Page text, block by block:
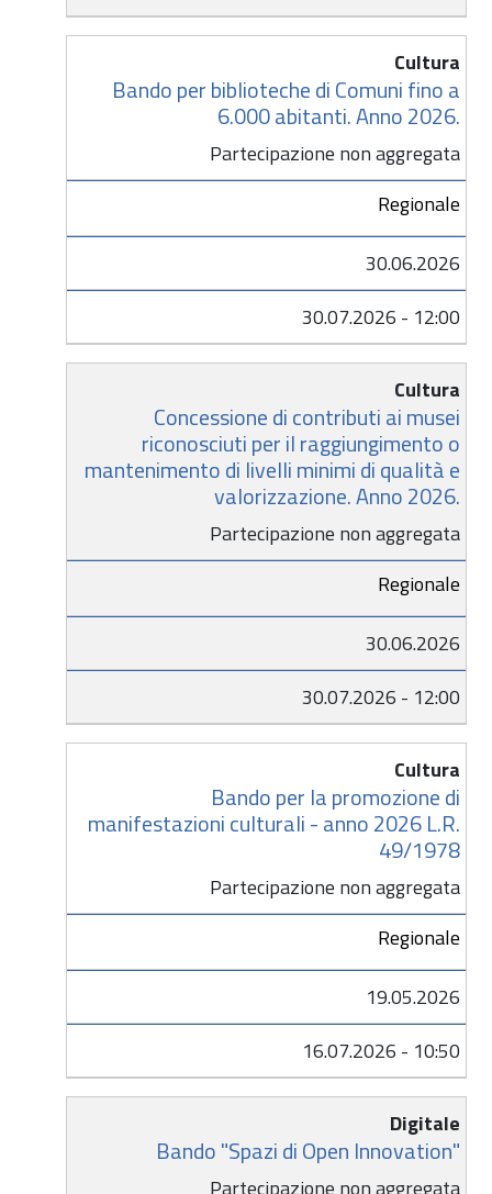
Cultura
Bando per biblioteche di Comuni fino a
6.000 abitanti. Anno 2026.
Partecipazione non aggregata
Regionale
30.06.2026
30.07.2026 - 12:00
Cultura
Concessione di contributi ai musei
riconosciuti per il raggiungimento o
mantenimento di livelli minimi di qualità e
valorizzazione. Anno 2026.
Partecipazione non aggregata
Regionale
30.06.2026
30.07.2026 - 12:00
Cultura
Bando per la promozione di
manifestazioni culturali - anno 2026 L.R.
49/1978
Partecipazione non aggregata
Regionale
19.05.2026
16.07.2026 - 10:50
Digitale
Bando "Spazi di Open Innovation"
Partecipazione non aggregata